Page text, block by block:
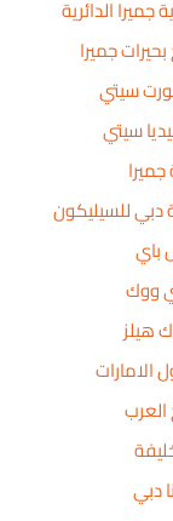
جميرا الدائرية
جميرا
سيتي
سيتي
دبي للسيليكون
باي
ووك
هيلز
الامارات
العرب
دبي